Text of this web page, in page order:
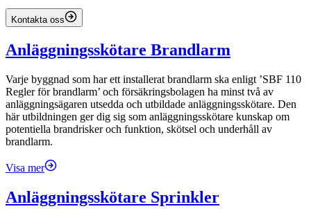
Kontakta oss
Anläggningsskötare Brandlarm
Varje byggnad som har ett installerat brandlarm ska enligt ’SBF 110
Regler för brandlarm’ och försäkringsbolagen ha minst två av
anläggningsägaren utsedda och utbildade anläggningsskötare. Den
här utbildningen ger dig sig som anläggningsskötare kunskap om
potentiella brandrisker och funktion, skötsel och underhåll av
brandlarm.
Visa mer
Anläggningsskötare Sprinkler